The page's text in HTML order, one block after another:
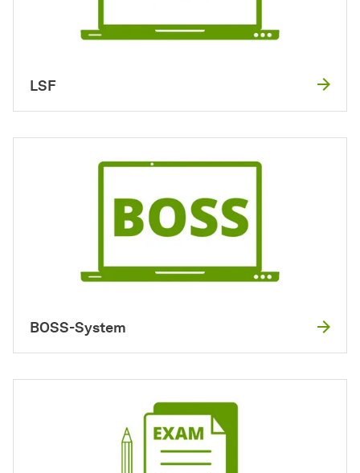
LSF
BOSS-System